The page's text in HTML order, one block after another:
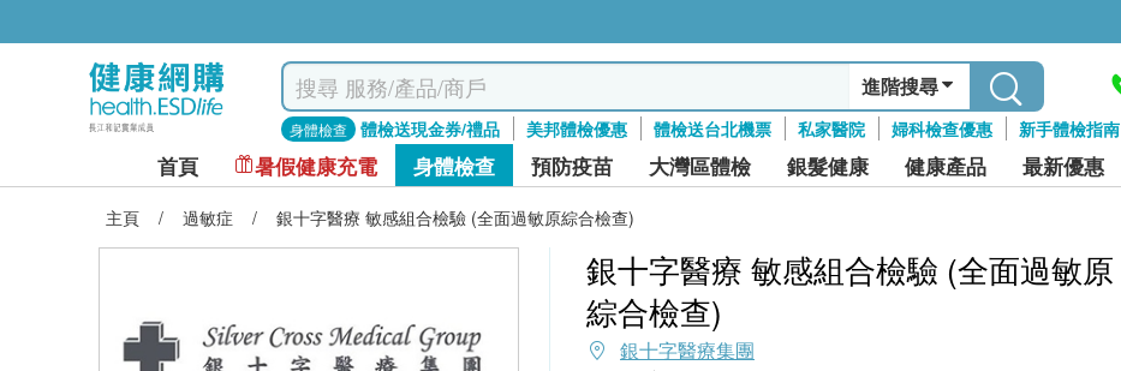
進階搜尋
身體檢查 體檢送現金券/禮品 美邦體檢優惠 體檢送台北機票 私家醫院 婦科檢查優惠 新手體檢指南
首頁 暑假健康充電 身體檢查 預防疫苗 大灣區體檢 銀髮健康 健康產品 最新優惠
主頁 / 過敏症 / 銀十字醫療 敏感組合檢驗 (全面過敏原綜合檢查)
銀十字醫療 敏感組合檢驗 (全面過敏原
綜合檢查)
銀十字醫療集團